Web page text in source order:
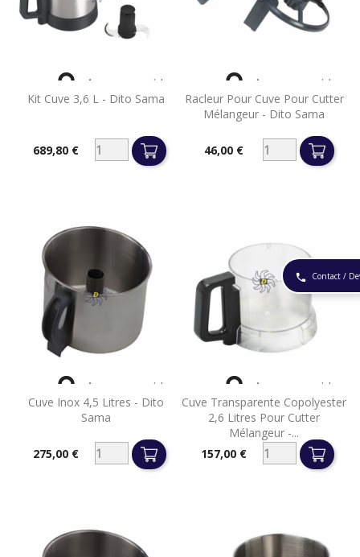
phone Contact /
Kit Cuve 3,6 L - Dito Sama
Prix689,80 €
 Aperçu rapide
Racleur Pour Cuve Pour Cutter
Mélangeur - Dito Sama
Prix46,00 €
 Aperçu rapide
Cuve Inox 4,5 Litres - Dito
Sama
Prix275,00 €
 Aperçu rapide
Cuve Transparente Copolyester
2,6 Litres Pour Cutter
Mélangeur -...
Prix157,00 €
 Aperçu rapide